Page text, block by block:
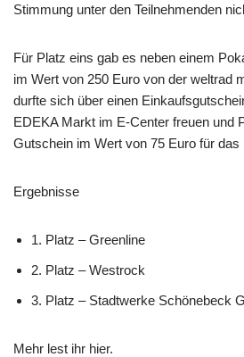
Stimmung unter den Teilnehmenden
Für Platz eins gab es neben einem
im Wert von 250 Euro von der weltrad
durfte sich über einen
EDEKA Markt im E-Center freuen und
Gutschein im Wert von 75 Euro für das
Ergebnisse
1. Platz – Greenline
2. Platz – Westrock
3. Platz – Stadtwerke Schönebeck
Mehr lest ihr hier.